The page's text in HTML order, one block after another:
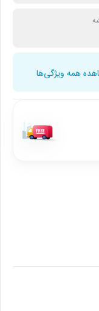
همه ویژگی‌ها